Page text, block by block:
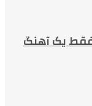
فقط یک آهنگ